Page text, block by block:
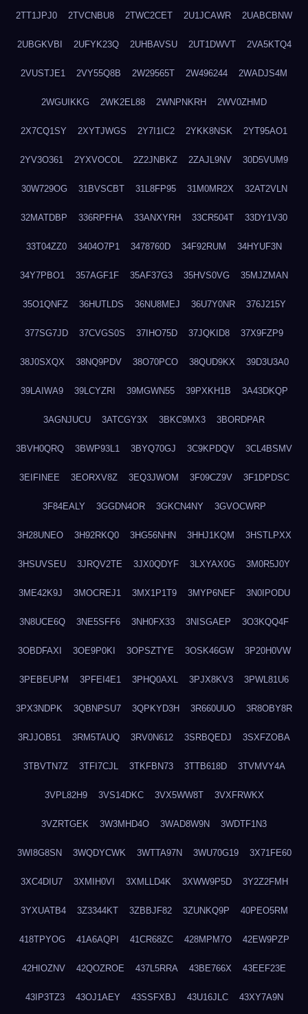
2TT1JPJ0 2TVCNBU8 2TWC2CET 2U1JCAWR 2UABCBNW
2UBGKVBI 2UFYK23Q 2UHBAVSU 2UT1DWVT 2VA5KTQ4
2VUSTJE1 2VY55Q8B 2W29565T 2W496244 2WADJS4M
2WGUIKKG 2WK2EL88 2WNPNKRH 2WV0ZHMD
2X7CQ1SY 2XYTJWGS 2Y7I1IC2 2YKK8NSK 2YT95AO1
2YV3O361 2YXVOCOL 2Z2JNBKZ 2ZAJL9NV 30D5VUM9
30W729OG 31BVSCBT 31L8FP95 31M0MR2X 32AT2VLN
32MATDBP 336RPFHA 33ANXYRH 33CR504T 33DY1V30
33T04ZZ0 3404O7P1 3478760D 34F92RUM 34HYUF3N
34Y7PBO1 357AGF1F 35AF37G3 35HVS0VG 35MJZMAN
35O1QNFZ 36HUTLDS 36NU8MEJ 36U7Y0NR 376J215Y
377SG7JD 37CVGS0S 37IHO75D 37JQKID8 37X9FZP9
38J0SXQX 38NQ9PDV 38O70PCO 38QUD9KX 39D3U3A0
39LAIWA9 39LCYZRI 39MGWN55 39PXKH1B 3A43DKQP
3AGNJUCU 3ATCGY3X 3BKC9MX3 3BORDPAR
3BVH0QRQ 3BWP93L1 3BYQ70GJ 3C9KPDQV 3CL4BSMV
3EIFINEE 3EORXV8Z 3EQ3JWOM 3F09CZ9V 3F1DPDSC
3F84EALY 3GGDN4OR 3GKCN4NY 3GVOCWRP
3H28UNEO 3H92RKQ0 3HG56NHN 3HHJ1KQM 3HSTLPXX
3HSUVSEU 3JRQV2TE 3JX0QDYF 3LXYAX0G 3M0R5J0Y
3ME42K9J 3MOCREJ1 3MX1P1T9 3MYP6NEF 3N0IPODU
3N8UCE6Q 3NE5SFF6 3NH0FX33 3NISGAEP 3O3KQQ4F
3OBDFAXI 3OE9P0KI 3OPSZTYE 3OSK46GW 3P20H0VW
3PEBEUPM 3PFEI4E1 3PHQ0AXL 3PJX8KV3 3PWL81U6
3PX3NDPK 3QBNPSU7 3QPKYD3H 3R660UUO 3R8OBY8R
3RJJOB51 3RM5TAUQ 3RV0N612 3SRBQEDJ 3SXFZOBA
3TBVTN7Z 3TFI7CJL 3TKFBN73 3TTB618D 3TVMVY4A
3VPL82H9 3VS14DKC 3VX5WW8T 3VXFRWKX
3VZRTGEK 3W3MHD4O 3WAD8W9N 3WDTF1N3
3WI8G8SN 3WQDYCWK 3WTTA97N 3WU70G19 3X71FE60
3XC4DIU7 3XMIH0VI 3XMLLD4K 3XWW9P5D 3Y2Z2FMH
3YXUATB4 3Z3344KT 3ZBBJF82 3ZUNKQ9P 40PEO5RM
418TPYOG 41A6AQPI 41CR68ZC 428MPM7O 42EW9PZP
42HIOZNV 42QOZROE 437L5RRA 43BE766X 43EEF23E
43IP3TZ3 43OJ1AEY 43SSFXBJ 43U16JLC 43XY7A9N